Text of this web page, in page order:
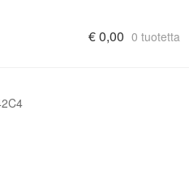
€0,00 0 tuotetta